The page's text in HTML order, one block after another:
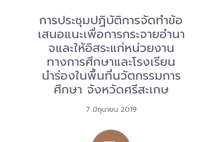
---- ปีการศึกษา 2565
---- ปีการศึกษา 2567
-- รายงานผล กขศ.สพท.
-- เอกสารเผยแพร่
-- รู้จัก พื้นที่นวัตกรรมการศึกษา
การประชุมปฏิบัติการจัดทำข้อ
เสนอแนะเพื่อการกระจายอำนา
จและให้อิสระแก่หน่วยงาน
ทางการศึกษาและโรงเรียน
นำร่องในพื้นที่นวัตกรรมการ
ศึกษา จังหวัดศรีสะเกษ
7 มิถุนายน 2019